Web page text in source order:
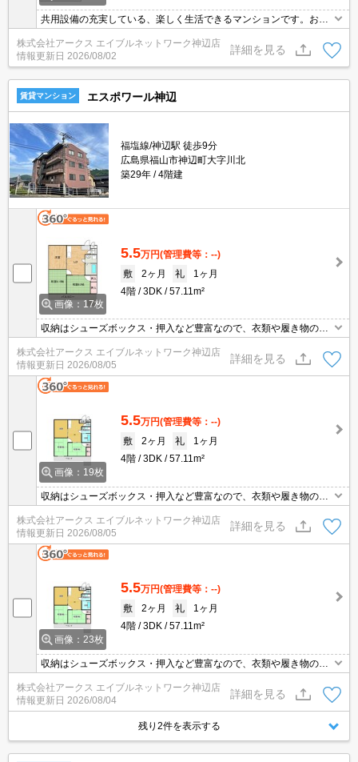
共用設備の充実している、楽しく生活できるマンションです。お家
に友達を呼ぶ機会が多い方にオススメ、2K物件です。バスルームと
トイレが分かれています。生活騒音の負担も軽めな角部屋がお薦め
です。車にいたずらされにくい、敷地内駐車場の空きがあります。
株式会社アークス エイブルネットワーク神辺店
情報更新日 2026/08/02
詳細を見る
賃貸マンション エスポワール神辺
福塩線/神辺駅 徒歩9分
広島県福山市神辺町大字川北
築29年
4階建
画像：17枚
5.5万円(管理費等：--)
敷
2ヶ月 礼
1ヶ月
4階
3DK 57.11m²
収納はシューズボックス・押入など豊富なので、衣類や履き物の整
し入れして、サッと身支度を整えられる独立洗面台が付いておりま
す。こちらの物件は駐車場が月額3300円でご利用いただけます。上
階からの音が聞こえない最上階のお部屋です。
株式会社アークス エイブルネットワーク神辺店
情報更新日 2026/08/05
詳細を見る
画像：19枚
5.5万円(管理費等：--)
敷
2ヶ月 礼
1ヶ月
4階
3DK 57.11m²
収納はシューズボックス・押入など豊富なので、衣類や履き物の整
理がしやすく便利です。化粧品やスタイリング剤などをまとめて出
し入れして、サッと身支度を整えられる独立洗面台があります。駐
車場がある物件です。現在空きがあります。素敵な3DKのお部屋、
見学大歓迎ですよ。利便性の高い徒歩9分の物件です。
株式会社アークス エイブルネットワーク神辺店
情報更新日 2026/08/05
詳細を見る
画像：23枚
5.5万円(管理費等：--)
敷
2ヶ月 礼
1ヶ月
4階
3DK 57.11m²
収納はシューズボックス・押入など豊富なので、衣類や履き物の整
理がしやすく便利です。洗面所は浴室から独立しており、浴室の湿
気で濡れることもありません。駐車場がご利用いただける物件で
す。上階からの騒音がない最上階のお部屋です。雨が続いてジメジ
メしていてもエアコンが付いていれば快適に過ごせます。新築マン
株式会社アークス エイブルネットワーク神辺店
情報更新日 2026/08/04
詳細を見る
残り2件を表示する